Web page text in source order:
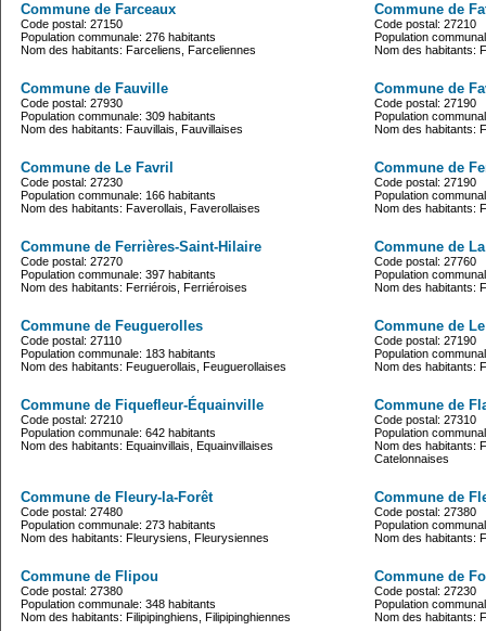
Commune de Farceaux
Code postal: 27150
Population communale: 276 habitants
Nom des habitants: Farceliens, Farceliennes
Commune de
Code postal: 27210
Population
Nom des habitants:
Commune de Fauville
Code postal: 27930
Population communale: 309 habitants
Nom des habitants: Fauvillais, Fauvillaises
Commune de
Code postal: 27190
Population
Nom des habitants:
Commune de Le Favril
Code postal: 27230
Population communale: 166 habitants
Nom des habitants: Faverollais, Faverollaises
Commune de
Code postal: 27190
Population
Nom des habitants:
Commune de Ferrières-Saint-Hilaire
Code postal: 27270
Population communale: 397 habitants
Nom des habitants: Ferriérois, Ferriéroises
Commune de
Code postal: 27760
Population
Nom des habitants:
Commune de Feuguerolles
Code postal: 27110
Population communale: 183 habitants
Nom des habitants: Feuguerollais, Feuguerollaises
Commune de
Code postal: 27190
Population
Nom des habitants:
Commune de Fiquefleur-Équainville
Code postal: 27210
Population communale: 642 habitants
Nom des habitants: Equainvillais, Equainvillaises
Commune de
Code postal: 27310
Population
Nom des habitants:
Catelonnaises
Commune de Fleury-la-Forêt
Code postal: 27480
Population communale: 273 habitants
Nom des habitants: Fleurysiens, Fleurysiennes
Commune de
Code postal: 27380
Population
Nom des habitants:
Commune de Flipou
Code postal: 27380
Population communale: 348 habitants
Nom des habitants: Filipipinghiens, Filipipinghiennes
Commune de
Code postal: 27230
Population
Nom des habitants: